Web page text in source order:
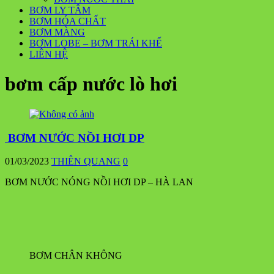
BƠM LY TÂM
BƠM HÓA CHẤT
BƠM MÀNG
BƠM LOBE – BƠM TRÁI KHẾ
LIÊN HỆ
bơm cấp nước lò hơi
BƠM NƯỚC NỒI HƠI DP
01/03/2023 THIÊN QUANG 0
BƠM NƯỚC NÓNG NỒI HƠI DP – HÀ LAN
BƠM CHÂN KHÔNG